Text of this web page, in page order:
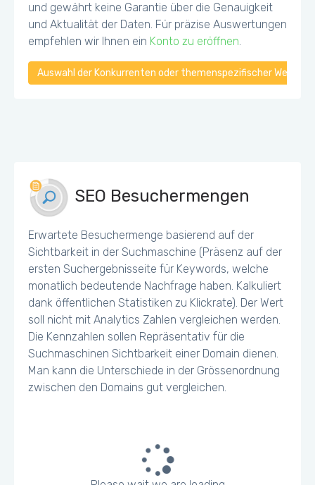
und gewährt keine Garantie über die Genauigkeit
und Aktualität der Daten. Für präzise Auswertungen
empfehlen wir Ihnen ein Konto zu eröffnen.
Auswahl der Konkurrenten oder themenspezifischer
SEO Besuchermengen
Erwartete Besuchermenge basierend auf der
Sichtbarkeit in der Suchmaschine (Präsenz auf der
ersten Suchergebnisseite für Keywords, welche
monatlich bedeutende Nachfrage haben. Kalkuliert
dank öffentlichen Statistiken zu Klickrate). Der Wert
soll nicht mit Analytics Zahlen vergleichen werden.
Die Kennzahlen sollen Repräsentativ für die
Suchmaschinen Sichtbarkeit einer Domain dienen.
Man kann die Unterschiede in der Grössenordnung
zwischen den Domains gut vergleichen.